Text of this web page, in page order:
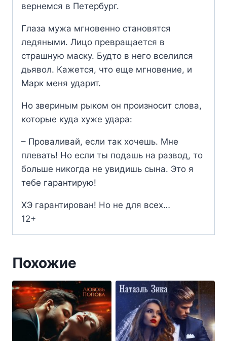
вернемся в Петербург.
Глаза мужа мгновенно становятся
ледяными. Лицо превращается в
страшную маску. Будто в него вселился
дьявол. Кажется, что еще мгновение, и
Марк меня ударит.
Но звериным рыком он произносит слова,
которые куда хуже удара:
– Проваливай, если так хочешь. Мне
плевать! Но если ты подашь на развод, то
больше никогда не увидишь сына. Это я
тебе гарантирую!
ХЭ гарантирован! Но не для всех…
12+
Похожие